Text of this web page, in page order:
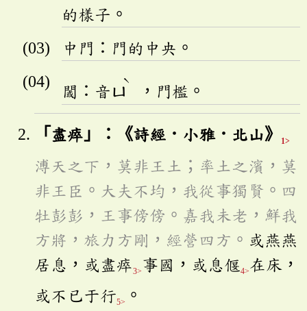
的樣子。
中門：門的中央。
閾：音ㄩ
ˋ
，門檻。
「盡瘁」：《詩經．小雅．北山》 1>
溥天之下，莫非王土；率土之濱，莫
非王臣。大夫不均，我從事獨賢。四
牡彭彭，王事傍傍。嘉我未老，鮮我
方將，旅力方剛，經營四方。 或燕燕
居息，或盡瘁3> 事國，或息偃4>在床，
或不已于行5> 。